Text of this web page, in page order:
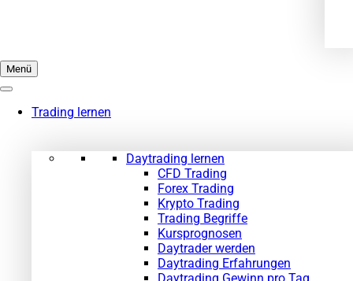
Menü
Trading lernen
Daytrading lernen
CFD Trading
Forex Trading
Krypto Trading
Trading Begriffe
Kursprognosen
Daytrader werden
Daytrading Erfahrungen